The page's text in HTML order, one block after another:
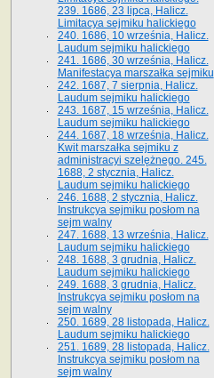
239. 1686, 23 lipca, Halicz.
Limitacya sejmiku halickiego
240. 1686, 10 września, Halicz.
Laudum sejmiku halickiego
241. 1686, 30 września, Halicz.
Manifestacya marszałka sejmiku
242. 1687, 7 sierpnia, Halicz.
Laudum sejmiku halickiego
243. 1687, 15 września, Halicz.
Laudum sejmiku halickiego
244. 1687, 18 września, Halicz.
Kwit marszałka sejmiku z
administracyi szelężnego. 245.
1688, 2 stycznia, Halicz.
Laudum sejmiku halickiego
246. 1688, 2 stycznia, Halicz.
Instrukcya sejmiku posłom na
sejm walny
247. 1688, 13 września, Halicz.
Laudum sejmiku halickiego
248. 1688, 3 grudnia, Halicz.
Laudum sejmiku halickiego
249. 1688, 3 grudnia, Halicz.
Instrukcya sejmiku posłom na
sejm walny
250. 1689, 28 listopada, Halicz.
Laudum sejmiku halickiego
251. 1689, 28 listopada, Halicz.
Instrukcya sejmiku posłom na
sejm walny